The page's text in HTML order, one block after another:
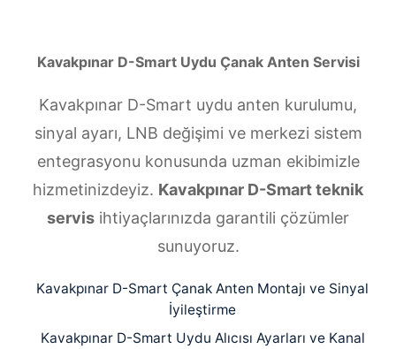
Kavakpınar D-Smart Uydu Çanak Anten Servisi
Kavakpınar D-Smart uydu anten kurulumu,
sinyal ayarı, LNB değişimi ve merkezi sistem
entegrasyonu konusunda uzman ekibimizle
hizmetinizdeyiz. Kavakpınar D-Smart teknik
servis ihtiyaçlarınızda garantili çözümler
sunuyoruz.
Kavakpınar D-Smart Çanak Anten Montajı ve Sinyal
İyileştirme
Kavakpınar D-Smart Uydu Alıcısı Ayarları ve Kanal